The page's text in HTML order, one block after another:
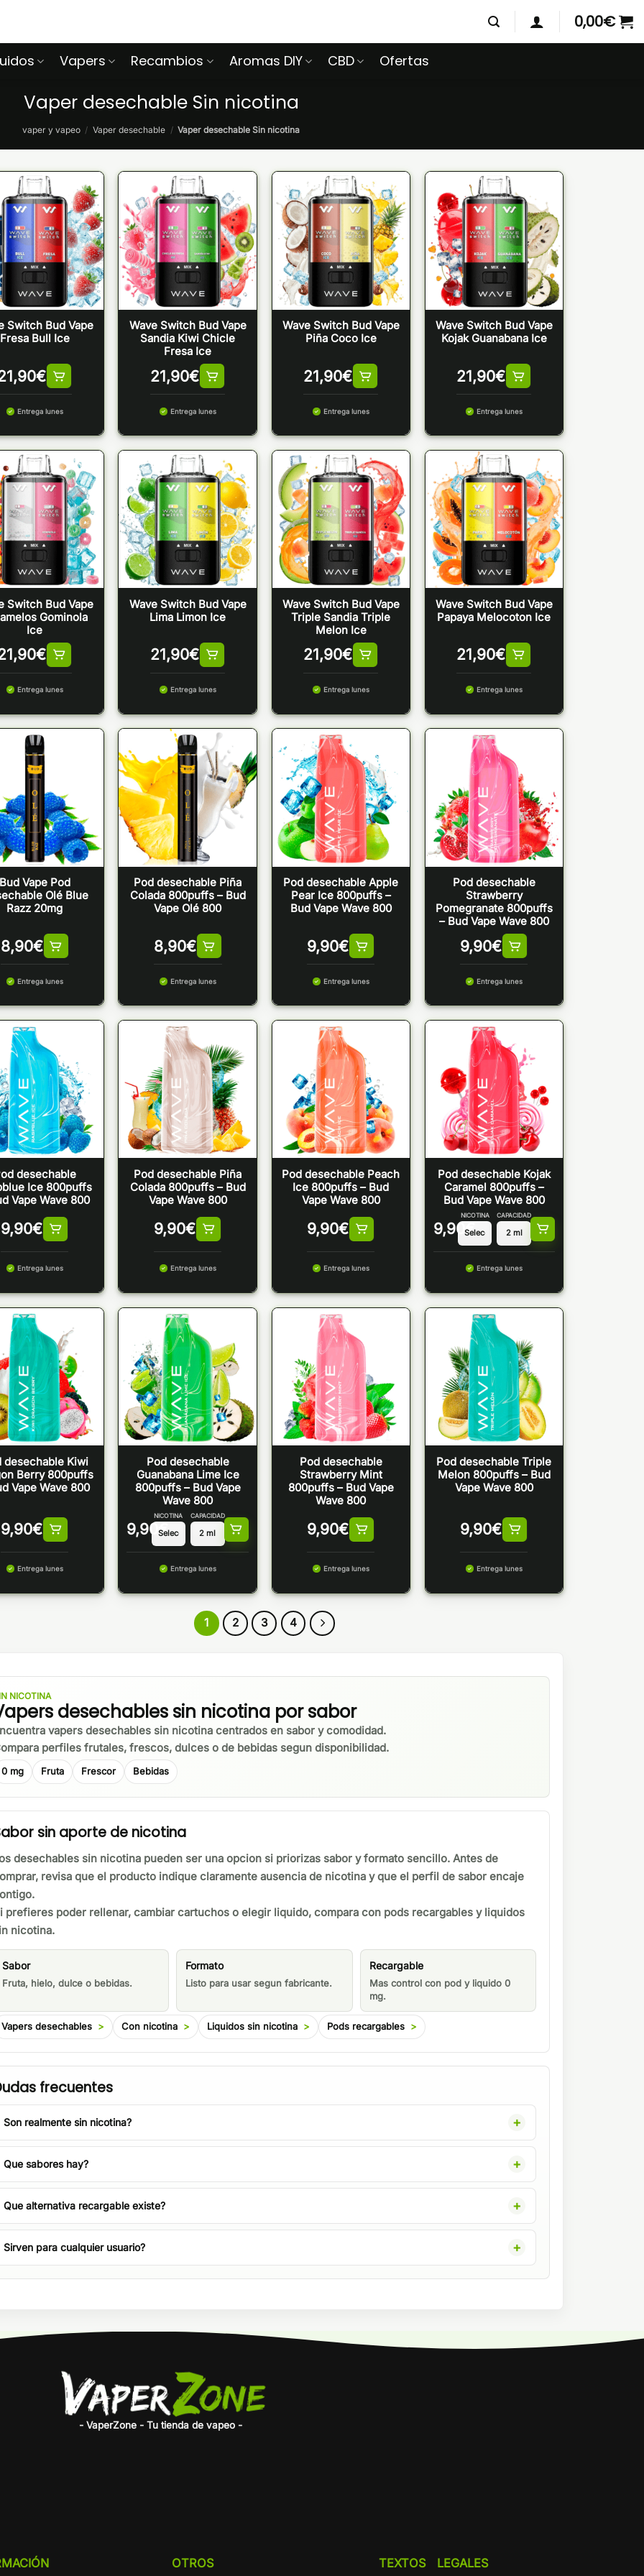
0,00€
Vapers Recambios Aromas DIY CBD Ofertas
Vaper desechable Sin nicotina
vaper y vapeo / Vaper desechable / Vaper desechable Sin nicotina
Switch Bud Vape
Fresa Bull Ice
€
Entrega lunes
Wave Switch Bud Vape
Sandia Kiwi Chicle
Fresa Ice
21,90€
Entrega lunes
Wave Switch Bud Vape
Piña Coco Ice
21,90€
Entrega lunes
Wave Switch Bud Vape
Kojak Guanabana Ice
21,90€
Entrega lunes
Switch Bud Vape
Gominola
Ice
€
Entrega lunes
Wave Switch Bud Vape
Lima Limon Ice
21,90€
Entrega lunes
Wave Switch Bud Vape
Triple Sandia Triple
Melon Ice
21,90€
Entrega lunes
Wave Switch Bud Vape
Papaya Melocoton Ice
21,90€
Entrega lunes
Vape Pod
Olé Blue
Razz 20mg
8,90€
Entrega lunes
Pod desechable Piña
Colada 800puffs – Bud
Vape Olé 800
8,90€
Entrega lunes
Pod desechable Apple
Pear Ice 800puffs –
Bud Vape Wave 800
9,90€
Entrega lunes
Pod desechable
Strawberry
Pomegranate 800puffs
– Bud Vape Wave 800
9,90€
Entrega lunes
desechable
Ice 800puffs
Vape Wave 800
9,90€
Entrega lunes
Pod desechable Piña
Colada 800puffs – Bud
Vape Wave 800
9,90€
Entrega lunes
Pod desechable Peach
Ice 800puffs – Bud
Vape Wave 800
9,90€
Entrega lunes
Pod desechable Kojak
Caramel 800puffs –
Bud Vape Wave 800
9,90€
NICOTINA CAPACIDAD
Entrega lunes
desechable Kiwi
Berry 800puffs
Vape Wave 800
9,90€
Entrega lunes
Pod desechable
Guanabana Lime Ice
800puffs – Bud Vape
Wave 800
9,90€
NICOTINA CAPACIDAD
Entrega lunes
Pod desechable
Strawberry Mint
800puffs – Bud Vape
Wave 800
9,90€
Entrega lunes
Pod desechable Triple
Melon 800puffs – Bud
Vape Wave 800
9,90€
Entrega lunes
1 2 3 4
NICOTINA
desechables sin nicotina por sabor
vapers desechables sin nicotina centrados en sabor y comodidad.
perfiles frutales, frescos, dulces o de bebidas segun disponibilidad.
0 mg Fruta Frescor Bebidas
sin aporte de nicotina
desechables sin nicotina pueden ser una opcion si priorizas sabor y formato sencillo. Antes de
revisa que el producto indique claramente ausencia de nicotina y que el perfil de sabor encaje
prefieres poder rellenar, cambiar cartuchos o elegir liquido, compara con pods recargables y liquidos
nicotina.
Sabor
Fruta, hielo, dulce o bebidas.
Formato
Listo para usar segun fabricante.
Recargable
Mas control con pod y liquido 0
mg.
Vapers desechables Con nicotina Liquidos sin nicotina Pods recargables
frecuentes
Son realmente sin nicotina?
Que sabores hay?
Que alternativa recargable existe?
Sirven para cualquier usuario?
- VaperZone - Tu tienda de vapeo -
OTROS TEXTOS LEGALES